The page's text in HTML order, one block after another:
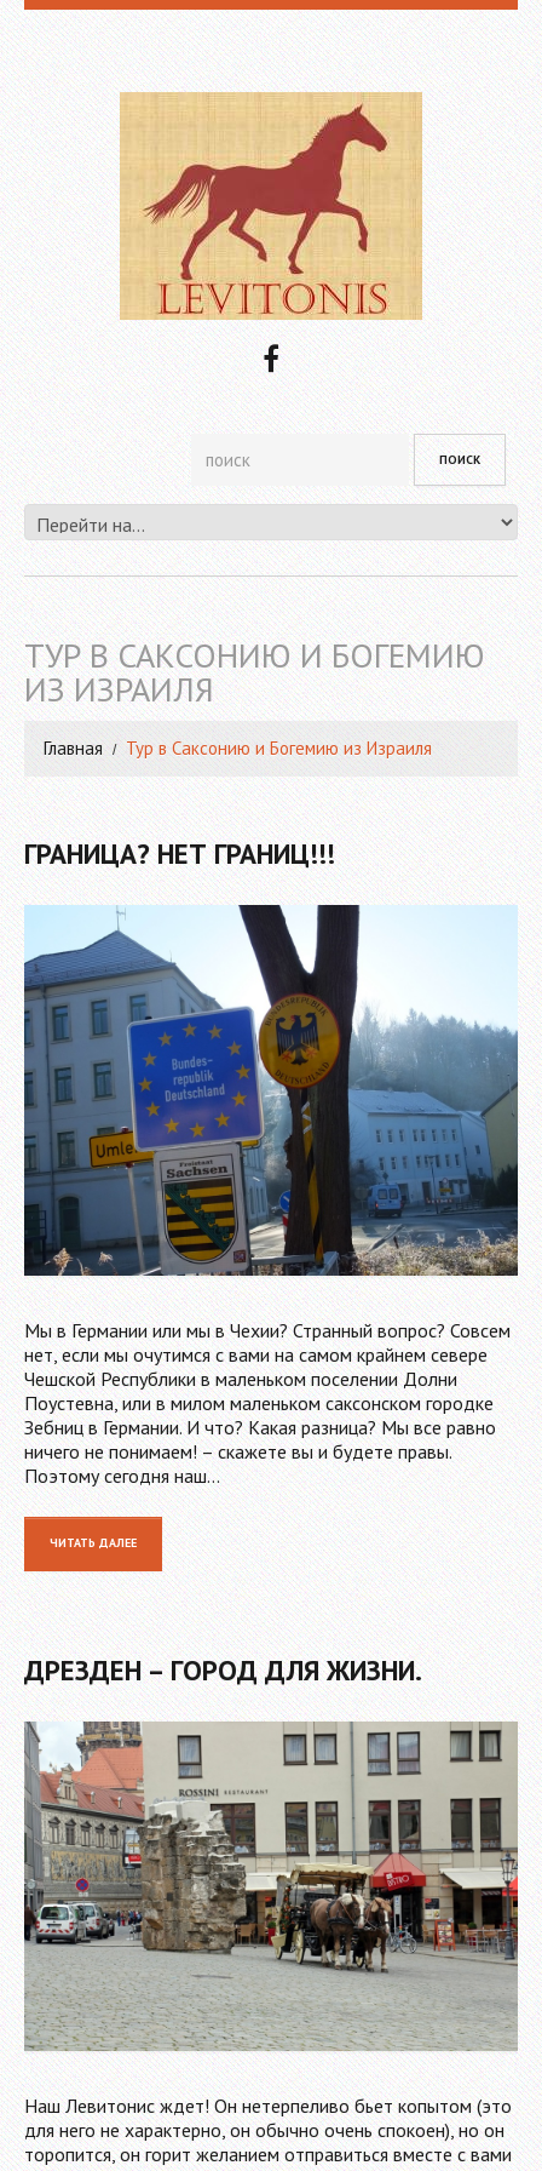
ТУР В САКСОНИЮ И БОГЕМИЮ
ИЗ ИЗРАИЛЯ
Главная Тур в Саксонию и Богемию из Израиля
ГРАНИЦА? НЕТ ГРАНИЦ!!!
Мы в Германии или мы в Чехии? Странный вопрос? Совсем
нет, если мы очутимся с вами на самом крайнем севере
Чешской Республики в маленьком поселении Долни
Поустевна, или в милом маленьком саксонском городке
Зебниц в Германии. И что? Какая разница? Мы все равно
ничего не понимаем! – скажете вы и будете правы.
Поэтому сегодня наш…
ЧИТАТЬ ДАЛЕЕ
ДРЕЗДЕН – ГОРОД ДЛЯ ЖИЗНИ.
Наш Левитонис ждет! Он нетерпеливо бьет копытом (это
для него не характерно, он обычно очень спокоен), но он
торопится, он горит желанием отправиться вместе с вами